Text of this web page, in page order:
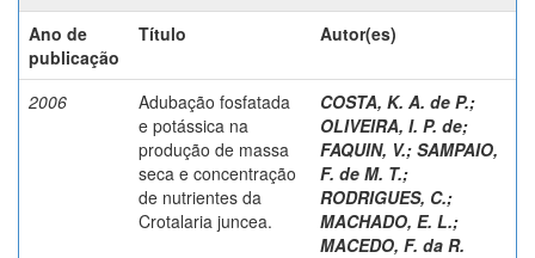
Ano de
publicação
Título Autor(es)
2006
Adubação fosfatada
e potássica na
produção de massa
seca e concentração
de nutrientes da
Crotalaria juncea.
COSTA, K. A. de P.;
OLIVEIRA, I. P. de;
FAQUIN, V.; SAMPAIO,
F. de M. T.;
RODRIGUES, C.;
MACHADO, E. L.;
MACEDO, F. da R.